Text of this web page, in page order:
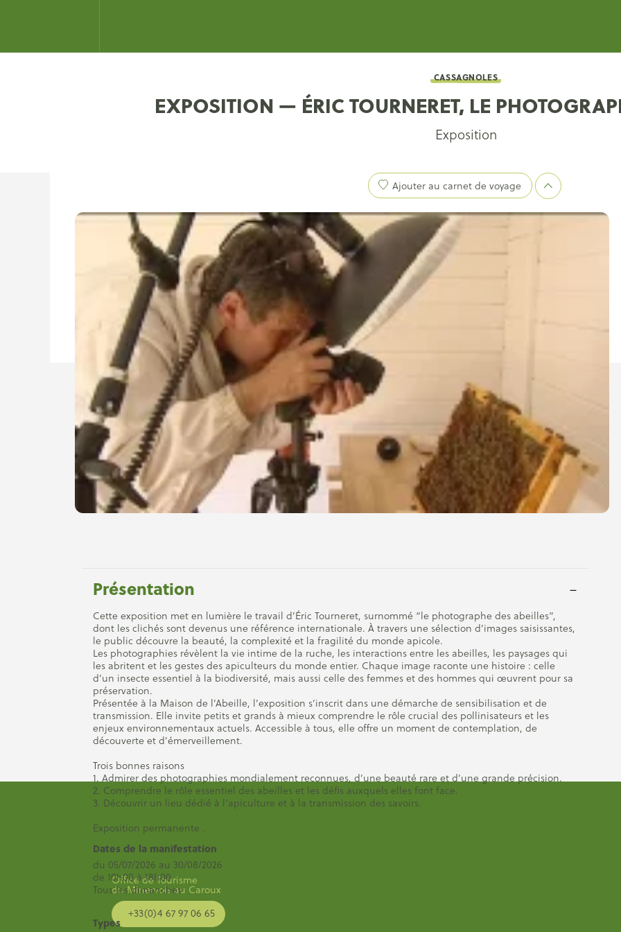
CASSAGNOLES
EXPOSITION — ÉRIC TOURNERET, LE
Exposition
Ajouter au carnet de voyage
Présentation
Cette exposition met en lumière le travail d’Éric Tourneret, surnommé “le photographe des abeilles”,
dont les clichés sont devenus une référence internationale. À travers une sélection d’images saisissantes,
le public découvre la beauté, la complexité et la fragilité du monde apicole.
Les photographies révèlent la vie intime de la ruche, les interactions entre les abeilles, les paysages qui
les abritent et les gestes des apiculteurs du monde entier. Chaque image raconte une histoire : celle
d’un insecte essentiel à la biodiversité, mais aussi celle des femmes et des hommes qui œuvrent pour sa
préservation.
Présentée à la Maison de l’Abeille, l’exposition s’inscrit dans une démarche de sensibilisation et de
transmission. Elle invite petits et grands à mieux comprendre le rôle crucial des pollinisateurs et les
enjeux environnementaux actuels. Accessible à tous, elle offre un moment de contemplation, de
découverte et d’émerveillement.
Trois bonnes raisons
1. Admirer des photographies mondialement reconnues, d’une beauté rare et d’une grande précision.
2. Comprendre le rôle essentiel des abeilles et les défis auxquels elles font face.
3. Découvrir un lieu dédié à l’apiculture et à la transmission des savoirs.
Exposition permanente .
Dates de la manifestation
du 05/07/2026 au 30/08/2026
de 10h00 à 18h00
Tous les dimanches
Types
Office de Tourisme
du Minervois au Caroux
+33(0)4 67 97 06 65